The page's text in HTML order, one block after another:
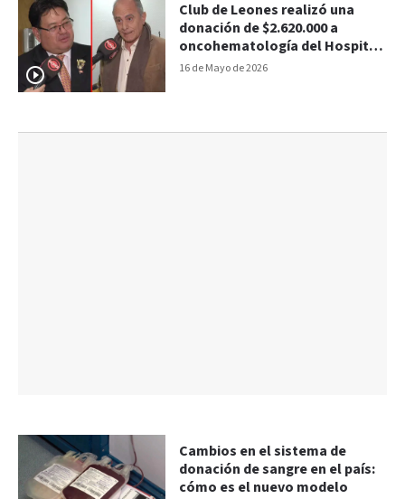
16 de Mayo de 2026
Club de Leones realizó una
donación de $2.620.000 a
oncohematología del Hospital
San Roque
Cambios en el sistema de
donación de sangre en el país:
cómo es el nuevo modelo